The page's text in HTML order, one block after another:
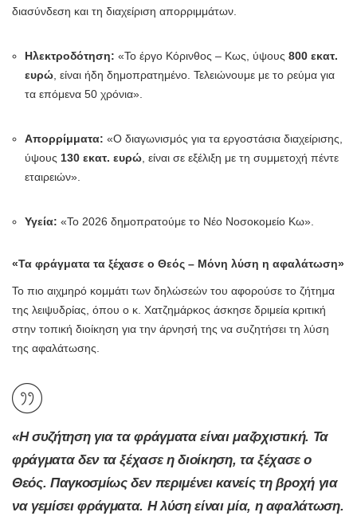
διασύνδεση και τη διαχείριση απορριμμάτων.
Ηλεκτροδότηση: «Το έργο Κόρινθος – Κως, ύψους 800 εκατ.
ευρώ, είναι ήδη δημοπρατημένο. Τελειώνουμε με το ρεύμα για
τα επόμενα 50 χρόνια».
Απορρίμματα: «Ο διαγωνισμός για τα εργοστάσια διαχείρισης,
ύψους 130 εκατ. ευρώ, είναι σε εξέλιξη με τη συμμετοχή πέντε
εταιρειών».
Υγεία: «Το 2026 δημοπρατούμε το Νέο Νοσοκομείο Κω».
«Τα φράγματα τα ξέχασε ο Θεός – Μόνη λύση η αφαλάτωση»
Το πιο αιχμηρό κομμάτι των δηλώσεών του αφορούσε το ζήτημα
της λειψυδρίας, όπου ο κ. Χατζημάρκος άσκησε δριμεία κριτική
στην τοπική διοίκηση για την άρνησή της να συζητήσει τη λύση
της αφαλάτωσης.
«Η συζήτηση για τα φράγματα είναι μαζοχιστική. Τα
φράγματα δεν τα ξέχασε η διοίκηση, τα ξέχασε ο
Θεός. Παγκοσμίως δεν περιμένει κανείς τη βροχή για
να γεμίσει φράγματα. Η λύση είναι μία, η αφαλάτωση.